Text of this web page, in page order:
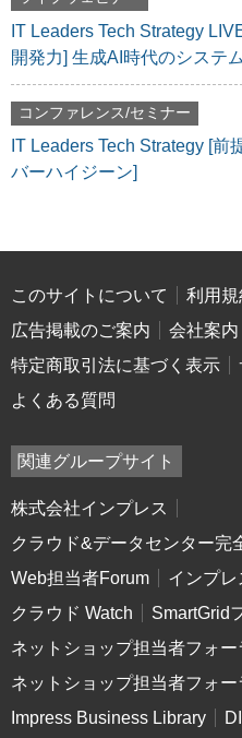
IT Leaders Tech Strategy
開発力] 生成AI時代のシステ
コンファレンス/セミナー
IT Leaders Tech Strategy [前
バーハイジーン]
このサイトについて 利用規
広告掲載のご案内
会社案内
特定商取引法に基づく表示
よくある質問
関連グループサイト
株式会社インプレス
クラウド&データセンター完
Web担当者Forum
インプ
クラウド Watch
SmartGrid
ネットショップ担当者フォー
ネットショップ担当者フォ
Impress Business Library